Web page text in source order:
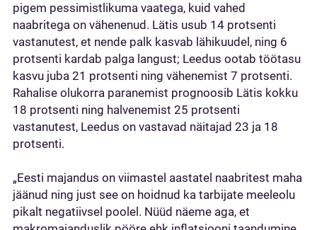
pigem pessimistlikuma vaatega, kuid vahed
naabritega on vähenenud. Lätis usub 14 protsenti
vastanutest, et nende palk kasvab lähikuudel, ning 6
protsenti kardab palga langust; Leedus ootab töötasu
kasvu juba 21 protsenti ning vähenemist 7 protsenti.
Rahalise olukorra paranemist prognoosib Lätis kokku
18 protsenti ning halvenemist 25 protsenti
vastanutest, Leedus on vastavad näitajad 23 ja 18
protsenti.
„Eesti majandus on viimastel aastatel naabritest maha
jäänud ning just see on hoidnud ka tarbijate meeleolu
pikalt negatiivsel poolel. Nüüd näeme aga, et